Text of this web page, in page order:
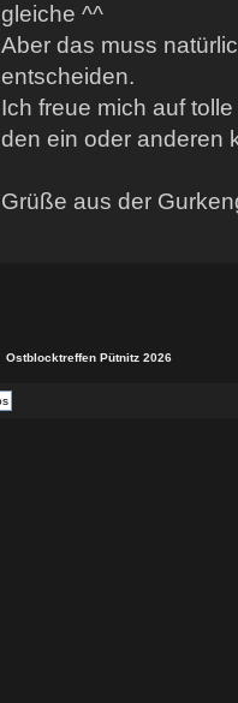
gleiche ^^
Aber das muss
entscheiden.
Ich freue mich auf
den ein oder anderen
Grüße aus der
Ostblocktreffen Pütnitz 2026